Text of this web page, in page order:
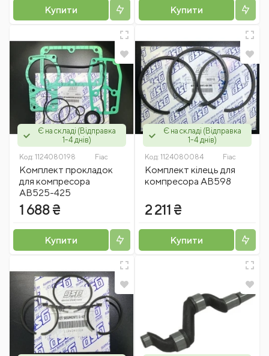
Купити Купити
Є на складі (Відправка
1-4 днів)
Код: 1124080198 Fiac
Комплект прокладок
для компресора
АВ525-425
1 688 ₴
Купити
Є на складі (Відправка
1-4 днів)
Код: 1124080084 Fiac
Комплект кілець для
компресора АВ598
2 211 ₴
Купити